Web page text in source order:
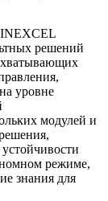
решений
уровне
модулей и
режиме,
знания для